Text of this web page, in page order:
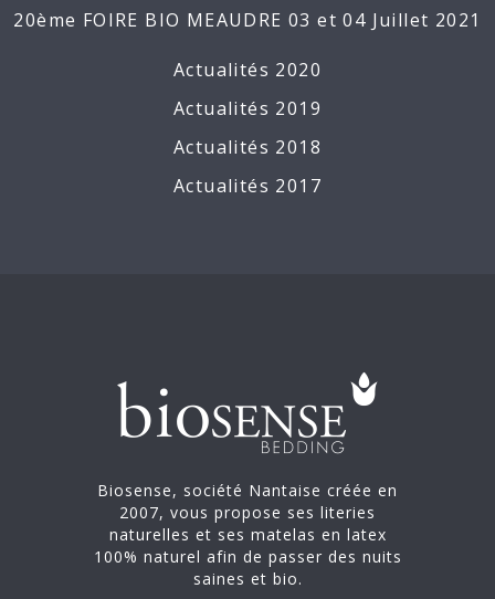
20ème FOIRE BIO MEAUDRE 03 et 04 Juillet 2021
Actualités 2020
Actualités 2019
Actualités 2018
Actualités 2017
Biosense, société Nantaise créée en
2007, vous propose ses literies
naturelles et ses matelas en latex
100% naturel afin de passer des nuits
saines et bio.